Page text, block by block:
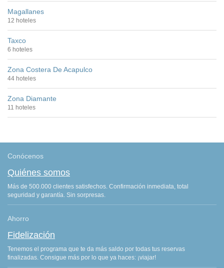
Magallanes
12 hoteles
Taxco
6 hoteles
Zona Costera De Acapulco
44 hoteles
Zona Diamante
11 hoteles
Conócenos
Quiénes somos
Más de 500.000 clientes satisfechos. Confirmación inmediata, total
seguridad y garantía. Sin sorpresas.
Ahorro
Fidelización
Tenemos el programa que te da más saldo por todas tus reservas
finalizadas. Consigue más por lo que ya haces: ¡viajar!